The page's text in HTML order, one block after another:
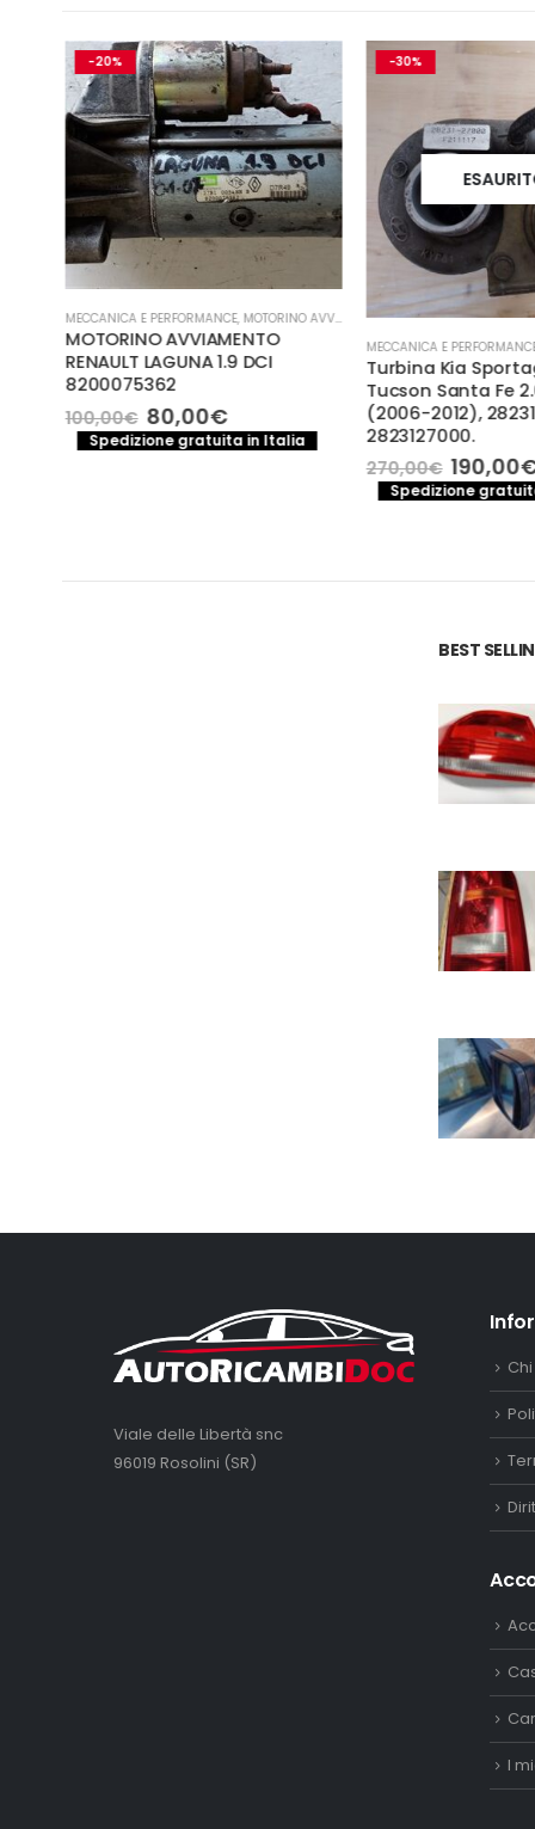
-20%
MECCANICA E PERFORMANCE, MOTORINO AVVIAMENTO
MOTORINO AVVIAMENTO
RENAULT LAGUNA 1.9 DCI
8200075362
100,00€ Il
prezzo
originale
80,00€Il
prezzo
attuale
Spedizione gratuita in Italia
-30%
MECCANICA E PERFORMANCE
Turbina Kia
Tucson Santa Fe
(2006-2012),
2823127000.
270,00€ Il
prezzo
190,00€
Spedizione
BEST
Viale delle Libertà snc
96019 Rosolini (SR)
I